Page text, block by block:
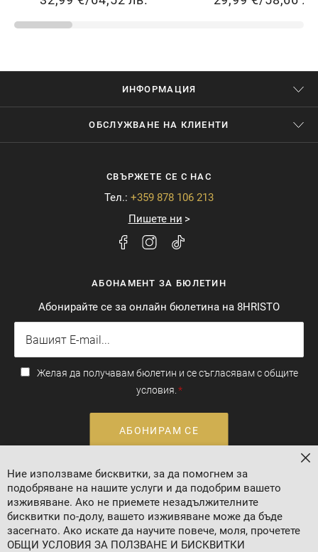
ИНФОРМАЦИЯ
ОБСЛУЖВАНЕ НА КЛИЕНТИ
СВЪРЖЕТЕ СЕ С НАС
Тел.: +359 878 106 213
Пишете ни
АБОНАМЕНТ ЗА БЮЛЕТИН
Абонирайте се за онлайн бюлетина на 8HRISTO
Желая да получавам бюлетин и се съгласявам с общите
условия.
АБОНИРАМ СЕ
Валутен курс: 1 EUR = 1.95583 BGN
Ние използваме бисквитки, за да помогнем за
подобряване на нашите услуги и да подобрим вашето
изживяване. Ако не приемете незадължителните
бисквитки по-долу, вашето изживяване може да бъде
засегнато. Ако искате да научите повече, моля, прочетете
ОБЩИ УСЛОВИЯ ЗА ПОЛЗВАНЕ И БИСКВИТКИ